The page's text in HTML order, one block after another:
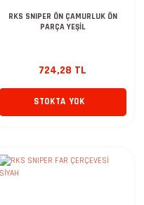
RKS SNIPER ÖN ÇAMURLUK ÖN
PARÇA YEŞİL
724,28 TL
STOKTA YOK